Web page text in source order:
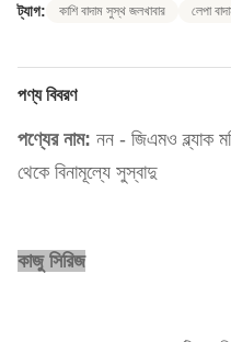
ট্যাগ: কাশি বাদাম সুস্থ জলখাবার লেপা
পণ্য বিবরণ
পণ্যের নাম: নন - জিএমও ব্ল্যাক
থেকে বিনামূল্যে সুস্বাদু
কাজু সিরিজ